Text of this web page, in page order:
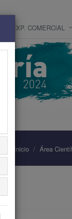
EXP. COMERCIAL
Inicio Área